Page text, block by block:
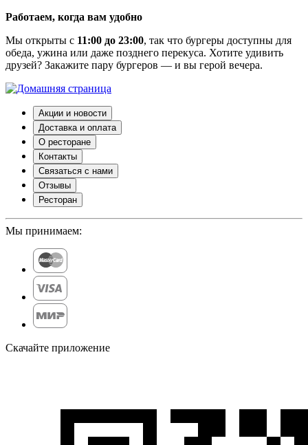
Работаем, когда вам удобно
Мы открыты с 11:00 до 23:00, так что бургеры доступны для
обеда, ужина или даже позднего перекуса. Хотите удивить
друзей? Закажите пару бургеров — и вы герой вечера.
Акции и новости
Доставка и оплата
О ресторане
Контакты
Связаться с нами
Отзывы
Ресторан
Мы принимаем:
Скачайте приложение